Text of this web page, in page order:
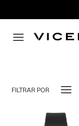
FILTRAR POR